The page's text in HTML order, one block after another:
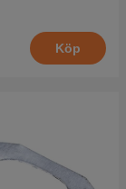
Köp